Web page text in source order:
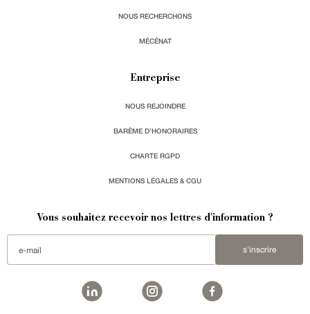
NOUS RECHERCHONS
MÉCÉNAT
Entreprise
NOUS REJOINDRE
BARÈME D'HONORAIRES
CHARTE RGPD
MENTIONS LÉGALES & CGU
Vous souhaitez recevoir nos lettres d'information ?
s'inscrire